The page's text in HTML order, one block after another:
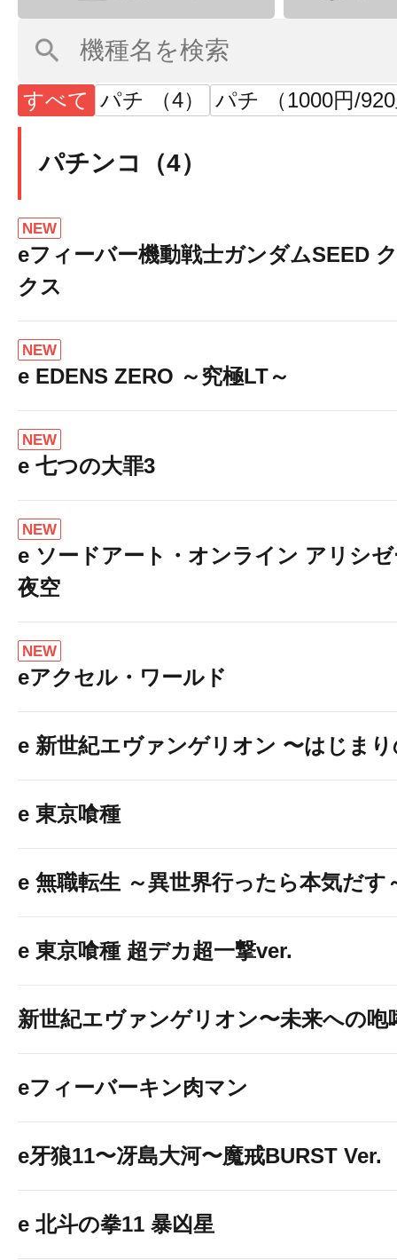
すべて パチ （4） パチ （1000円/
パチンコ（4）
NEW
eフィーバー機動戦士ガンダムSEED
クス
NEW
e EDENS ZERO ～究極LT～
NEW
e 七つの大罪3
NEW
e ソードアート・オンライン アリシ
夜空
NEW
eアクセル・ワールド
e 新世紀エヴァンゲリオン 〜はじま
e 東京喰種
e 無職転生 ～異世界行ったら本気だす
e 東京喰種 超デカ超一撃ver.
新世紀エヴァンゲリオン〜未来への咆
eフィーバーキン肉マン
e牙狼11〜冴島大河〜魔戒BURST Ver.
e 北斗の拳11 暴凶星